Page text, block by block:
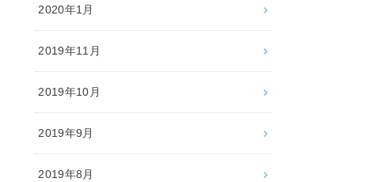
2020年1月
2019年11月
2019年10月
2019年9月
2019年8月